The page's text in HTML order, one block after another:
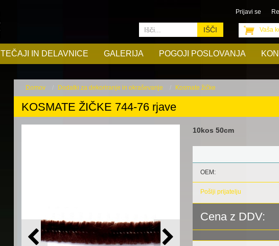
Prijavi se
Vaša
TEČAJI IN DELAVNICE GALERIJA POGOJI POSLOVANJA
IŠČI
Domov Dodatki za dekoriranje in okraševanje Kosmate žičke
KOSMATE ŽIČKE 744-76 rjave
10kos 50cm
OEM:
Pošlji prijatelju
Cena z DDV: